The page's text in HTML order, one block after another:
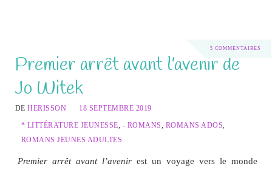
5 COMMENTAIRES
Premier arrêt avant l’avenir de
Jo Witek
DEHERISSON
18 SEPTEMBRE 2019
* LITTÉRATURE JEUNESSE, - ROMANS, ROMANS ADOS,
ROMANS JEUNES ADULTES
Premier arrêt avant l’avenirest un voyage vers le monde